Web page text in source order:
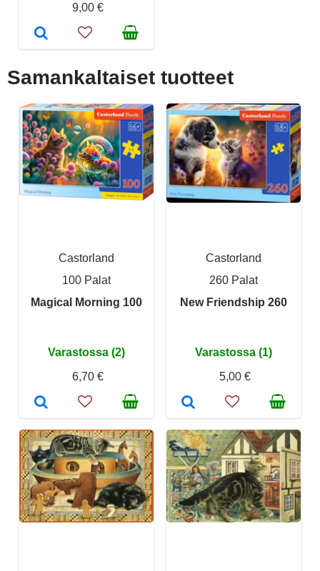
9,00 €
Samankaltaiset tuotteet
Castorland
100 Palat
Magical Morning 100
Varastossa (2)
6,70 €
Castorland
260 Palat
New Friendship 260
Varastossa (1)
5,00 €